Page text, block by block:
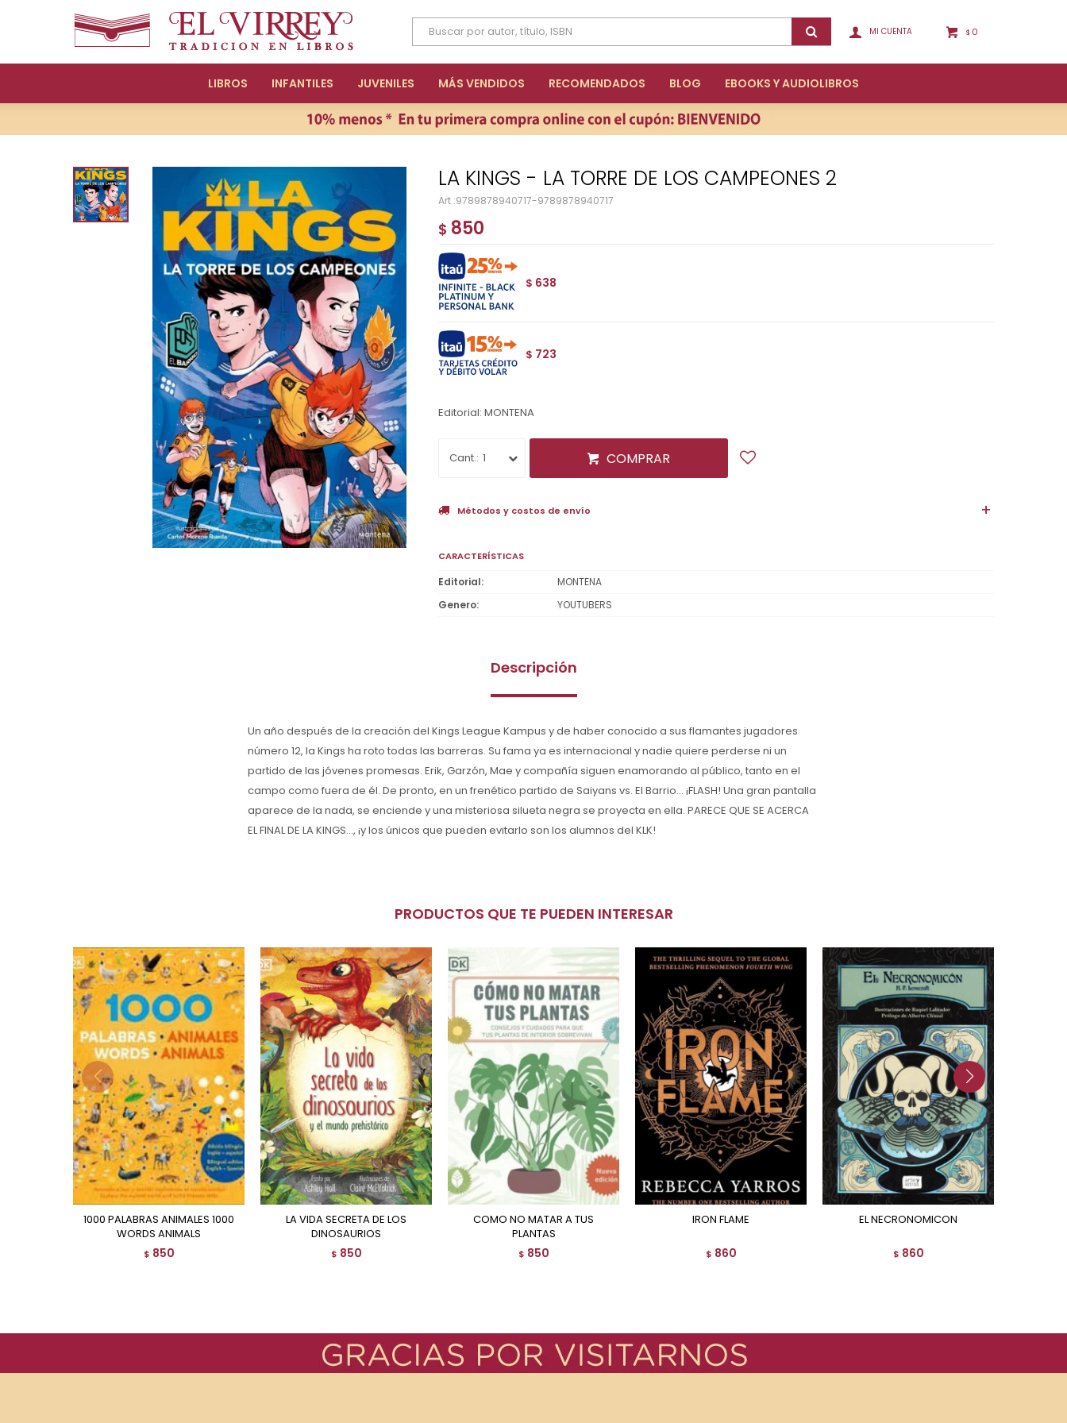
LIBROS INFANTILES JUVENILES MÁS VENDIDOS RECOMENDADOS BLOG EBOOKS Y AUDIOLIBROS
$ 0
LA KINGS - LA TORRE DE LOS CAMPEONES 2
9789878940717-9789878940717
$ 850
$ 638
$ 723
Editorial: MONTENA
1 COMPRAR
Métodos y costos de envío
CARACTERÍSTICAS
Editorial
MONTENA
Genero
YOUTUBERS
Descripción
Un año después de la creación del Kings League Kampus y de haber conocido a sus flamantes jugadores
número 12, la Kings ha roto todas las barreras. Su fama ya es internacional y nadie quiere perderse ni un
partido de las jóvenes promesas. Erik, Garzón, Mae y compañía siguen enamorando al público, tanto en el
campo como fuera de él. De pronto, en un frenético partido de Saiyans vs. El Barrio... ¡FLASH! Una gran pantalla
aparece de la nada, se enciende y una misteriosa silueta negra se proyecta en ella. PARECE QUE SE ACERCA
EL FINAL DE LA KINGS..., ¡y los únicos que pueden evitarlo son los alumnos del KLK!
PRODUCTOS QUE TE PUEDEN INTERESAR
1000 PALABRAS ANIMALES 1000
WORDS ANIMALS
$ 850
LA VIDA SECRETA DE LOS
DINOSAURIOS
$ 850
COMO NO MATAR A TUS
PLANTAS
$ 850
IRON FLAME
$ 860
EL NECRONOMICON
$ 860